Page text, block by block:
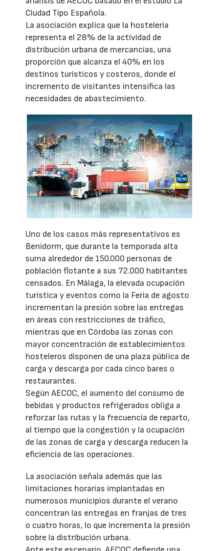
Ciudad Tipo Española.
La asociación explica que la hostelería
representa el 28% de la actividad de
distribución urbana de mercancías, una
proporción que alcanza el 40% en los
destinos turísticos y costeros, donde el
incremento de visitantes intensifica las
necesidades de abastecimiento.
Uno de los casos más representativos es
Benidorm, que durante la temporada alta
suma alrededor de 150.000 personas de
población flotante a sus 72.000 habitantes
censados. En Málaga, la elevada ocupación
turística y eventos como la Feria de agosto
incrementan la presión sobre las entregas
en áreas con restricciones de tráfico,
mientras que en Córdoba las zonas con
mayor concentración de establecimientos
hosteleros disponen de una plaza pública de
carga y descarga por cada cinco bares o
restaurantes.
Según AECOC, el aumento del consumo de
bebidas y productos refrigerados obliga a
reforzar las rutas y la frecuencia de reparto,
al tiempo que la congestión y la ocupación
de las zonas de carga y descarga reducen la
eficiencia de las operaciones.
La asociación señala además que las
limitaciones horarias implantadas en
numerosos municipios durante el verano
concentran las entregas en franjas de tres
o cuatro horas, lo que incrementa la presión
sobre la distribución urbana.